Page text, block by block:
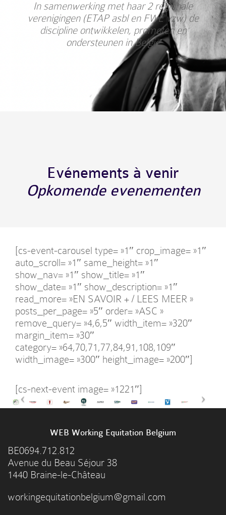
In samenwerking met haar 2 regionale
verenigingen (ETAP asbl en FWE vzw) de
discipline ontwikkelen, promoten en
ondersteunen in België
Evénements à venir
Opkomende evenementen
[cs-event-carousel type= »1″ crop_image= »1″
auto_scroll= »1″ same_height= »1″
show_nav= »1″ show_title= »1″
show_date= »1″ show_description= »1″
read_more= »EN SAVOIR + / LEES MEER »
posts_per_page= »5″ order= »ASC »
remove_query= »4,6,5″ width_item= »320″
margin_item= »30″
category= »64,70,71,77,84,91,108,109″
width_image= »300″ height_image= »200″]
[cs-next-event image= »1221″]
WEB Working Equitation Belgium
BE0694.712.812
Avenue du Beau Séjour 38
1440 Braine-le-Château
workingequitationbelgium@gmail.com